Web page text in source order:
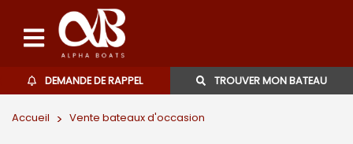
DEMANDE DE RAPPEL TROUVER MON BATEAU
Accueil > Vente bateaux d'occasion